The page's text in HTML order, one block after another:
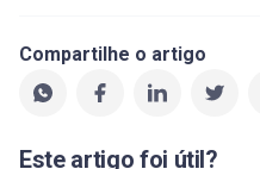
Compartilhe o artigo
Este artigo foi útil?